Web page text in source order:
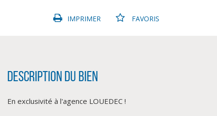
IMPRIMER FAVORIS
Description du bien
En exclusivité à l'agence LOUEDEC !